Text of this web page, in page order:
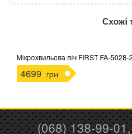
Схожі
Мікрохвильова піч FIRST FA-5028-2
4699 грн
(068) 138-99-